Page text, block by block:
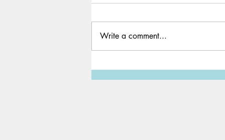
Minecraft YouTuber
Technoblade, 23 years old,
Write a comment...